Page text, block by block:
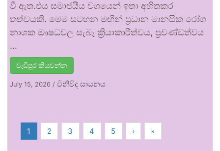
වී ඇත.එය සමාජයීය වශයෙන් ඉතා අහිතකර
තත්වයකි. මෙම සටහන මඟින් ප්‍රධාන මානසික රෝග
නාශක ඖෂධවල සැබෑ ක්‍රියාකාරීත්වය, ප්‍රචණ්ඩත්වය
…
වැඩිපුර කියවන්න
July 15, 2026 / විනිවිද සායනය
1 2 3 4 5 › »